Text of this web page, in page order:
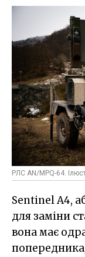
РЛС AN/MPQ-64.
Sentinel A4,
для заміни
вона має